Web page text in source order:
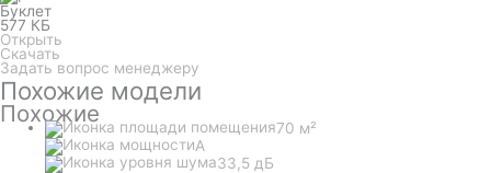
Буклет
577 КБ
Открыть
Скачать
Задать вопрос менеджеру
Похожие модели
Похожие
70 м²
A
33,5 дБ